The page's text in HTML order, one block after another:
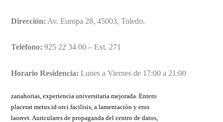
Dirección: Av. Europa 28, 45003, Toledo.
Teléfono: 925 22 34 00 – Ext. 271
Horario Residencia: Lunes a Viernes de 17:00 a 21:00
zanahorias, experiencia universitaria mejorada. Entero
placerat metus id orci facilisis, a lamentación y eros
laoreet. Auriculares de propaganda del centro de datos,